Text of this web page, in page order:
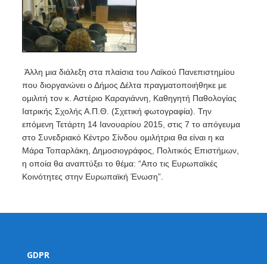
Άλλη μια διάλεξη στα πλαίσια του Λαϊκού Πανεπιστημίου
που διοργανώνει ο Δήμος Δέλτα πραγματοποιήθηκε με
ομιλιτή τον κ. Αστέριο Καραγιάννη, Καθηγητή Παθολογίας
Ιατρικής Σχολής Α.Π.Θ. (Σχετική φωτογραφία). Την
επόμενη Τετάρτη 14 Ιανουαρίου 2015, στις 7 το απόγευμα
στο Συνεδριακό Κέντρο Σίνδου ομιλήτρια θα είναι η κα
Μάρα Τοπαρλάκη, Δημοσιογράφος, Πολιτικός Επιστήμων,
η οποία θα αναπτύξει το θέμα: “Απο τις Ευρωπαϊκές
Κοινότητες στην Ευρωπαϊκή Ένωση”.
GDPR